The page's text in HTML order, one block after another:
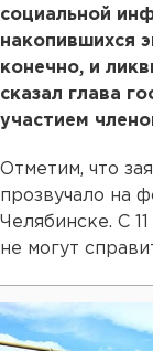
социальной
накопившихся
конечно, и
сказал глава
участием
Отметим, что
прозвучало на
Челябинске. С
не могут